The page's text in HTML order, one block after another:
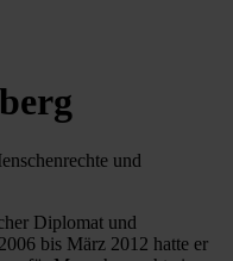
und
Diplomat und
bis März 2012 hatte er